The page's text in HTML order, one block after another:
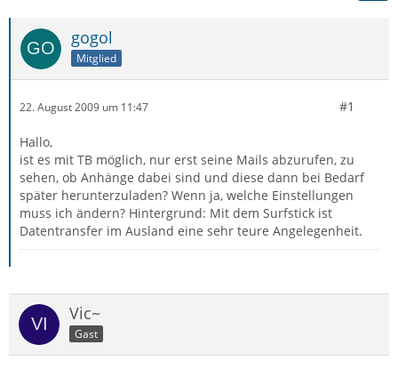
gogol
Mitglied
22. August 2009 um 11:47 #1
Hallo,
ist es mit TB möglich, nur erst seine Mails abzurufen, zu
sehen, ob Anhänge dabei sind und diese dann bei Bedarf
später herunterzuladen? Wenn ja, welche Einstellungen
muss ich ändern? Hintergrund: Mit dem Surfstick ist
Datentransfer im Ausland eine sehr teure Angelegenheit.
Vic~
Gast